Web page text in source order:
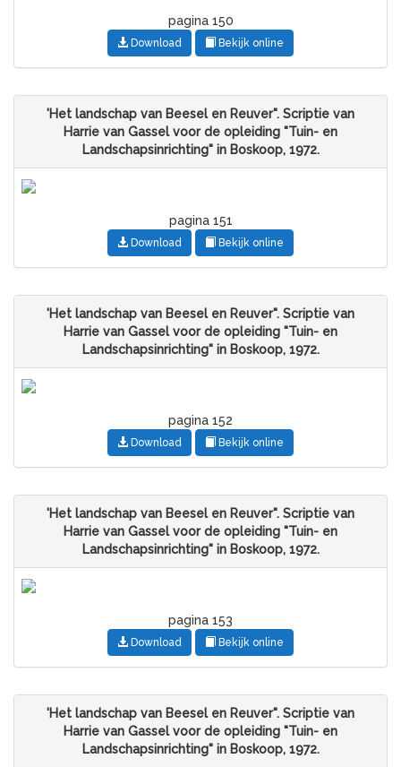
pagina 150
Download Bekijk online
'Het landschap van Beesel en Reuver". Scriptie van
Harrie van Gassel voor de opleiding "Tuin- en
Landschapsinrichting" in Boskoop, 1972.
pagina 151
Download Bekijk online
'Het landschap van Beesel en Reuver". Scriptie van
Harrie van Gassel voor de opleiding "Tuin- en
Landschapsinrichting" in Boskoop, 1972.
pagina 152
Download Bekijk online
'Het landschap van Beesel en Reuver". Scriptie van
Harrie van Gassel voor de opleiding "Tuin- en
Landschapsinrichting" in Boskoop, 1972.
pagina 153
Download Bekijk online
'Het landschap van Beesel en Reuver". Scriptie van
Harrie van Gassel voor de opleiding "Tuin- en
Landschapsinrichting" in Boskoop, 1972.